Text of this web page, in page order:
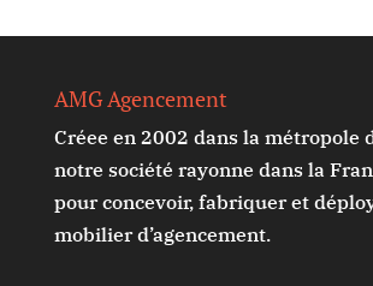
AMG Agencement
Créee en 2002 dans la métropole
notre société rayonne dans la
pour concevoir, fabriquer et
mobilier d’agencement.